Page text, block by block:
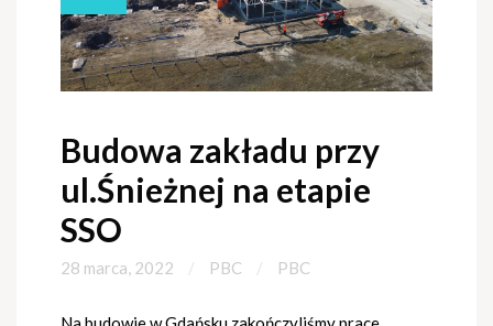
Budowa zakładu przy
ul.Śnieżnej na etapie
SSO
28 marca, 2022 PBC PBC